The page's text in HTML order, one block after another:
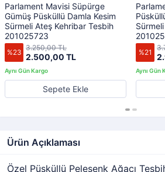
Parlament Mavisi Süpürge
Gümüş Püsküllü Damla Kesim
Sürmeli Ateş Kehribar Tesbih
201025723
%23 2.500,00 TL
3.250,00 TL
Sepete Ekle
%21
Ürün Açıklaması
Özel Püsküllü Pelesenk Ağacı